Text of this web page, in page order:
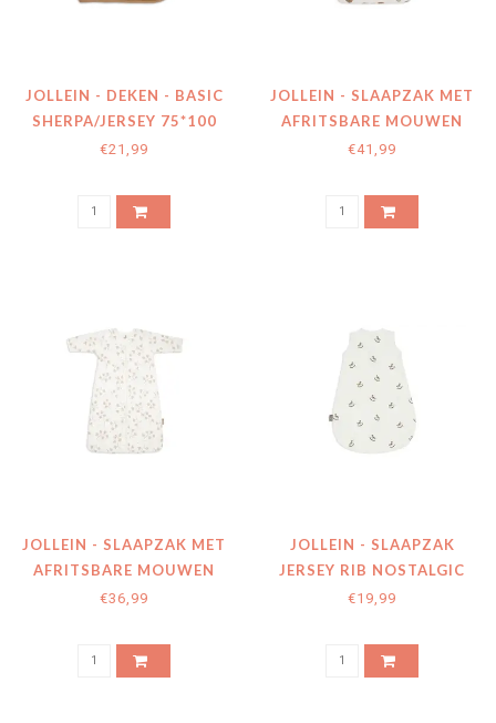
JOLLEIN - DEKEN - BASIC
SHERPA/JERSEY 75*100
HAZEL
€21,99
JOLLEIN - SLAAPZAK MET
AFRITSBARE MOUWEN
MIFFY AND FRIENDS
€41,99
JOLLEIN - SLAAPZAK MET
AFRITSBARE MOUWEN
LEAFY DREAMS
€36,99
JOLLEIN - SLAAPZAK
JERSEY RIB NOSTALGIC
RIDE
€19,99